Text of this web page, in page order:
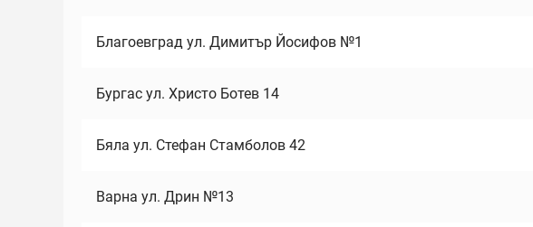
Благоевград ул. Димитър Йосифов №1
Бургас ул. Христо Ботев 14
Бяла ул. Стефан Стамболов 42
Варна ул. Дрин №13